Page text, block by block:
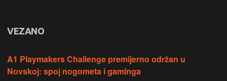
VEZANO
A1 Playmakers Challenge premijerno održan u
Novskoj: spoj nogometa i gaminga